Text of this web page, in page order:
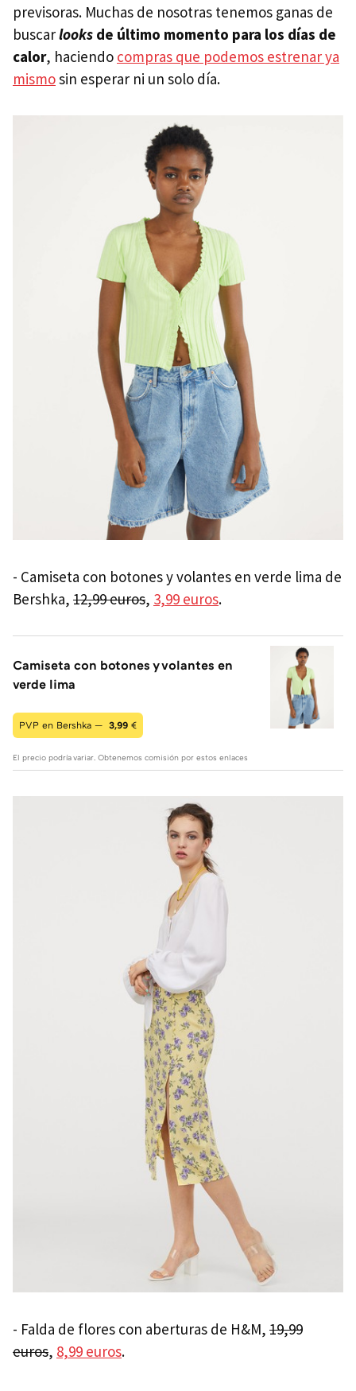
previsoras. Muchas de nosotras tenemos ganas de
buscarlooks de último momento para los días de
calor, haciendo compras que podemos estrenar ya
mismosin esperar ni un solo día.
- Camiseta con botones y volantes en verde lima de
Bershka, 12,99 euros, 3,99 euros.
Camiseta con botones y volantes en
verde lima
PVP en Bershka — 3,99 €
El precio podría variar. Obtenemos comisión por estos enlaces
- Falda de flores con aberturas de H&M, 19,99
euros, 8,99 euros.